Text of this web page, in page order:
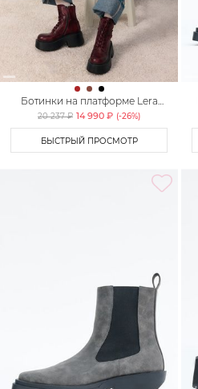
Ботинки на платформе Lera
Nena Unreal
20 237 ₽ 14 990 ₽ (-26%)
БЫСТРЫЙ ПРОСМОТР